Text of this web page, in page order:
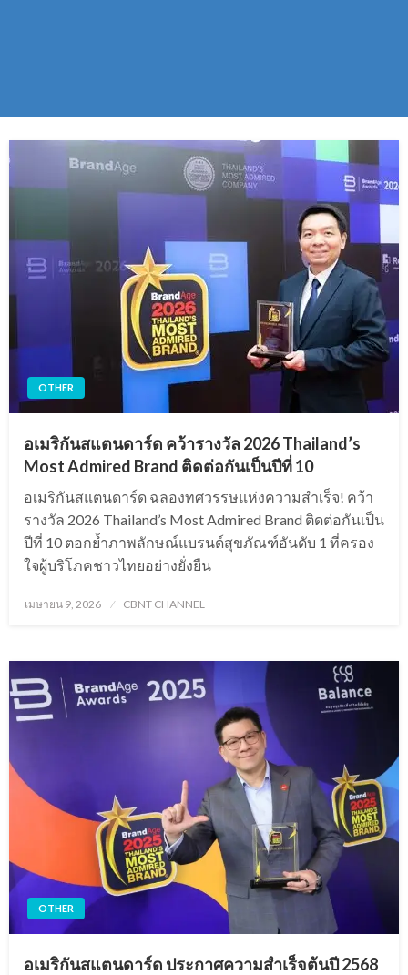
OTHER
อเมริกันสแตนดาร์ด คว้ารางวัล 2026 Thailand’s
Most Admired Brand ติดต่อกันเป็นปีที่ 10
อเมริกันสแตนดาร์ด ฉลองทศวรรษแห่งความสำเร็จ! คว้า
รางวัล 2026 Thailand’s Most Admired Brand ติดต่อกันเป็น
ปีที่ 10 ตอกย้ำภาพลักษณ์แบรนด์สุขภัณฑ์อันดับ 1 ที่ครอง
ใจผู้บริโภคชาวไทยอย่างยั่งยืน
Posted
เมษายน 9, 2026 CBNT CHANNEL
OTHER
อเมริกันสแตนดาร์ด ประกาศความสำเร็จต้นปี 2568